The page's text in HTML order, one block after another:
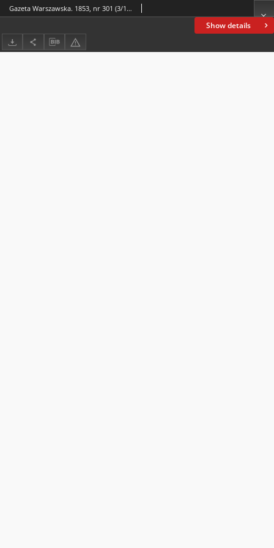
Show details
Gazeta Warszawska. 1853, nr 301 (3/15 XI)